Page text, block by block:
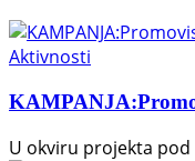
Aktivnosti
U okviru projekta